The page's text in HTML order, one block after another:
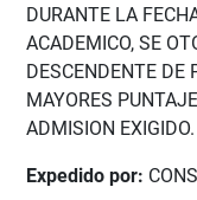
DURANTE LA
ACADEMICO, SE
DESCENDENTE DE
MAYORES
ADMISION EXIGIDO.
Expedido por: